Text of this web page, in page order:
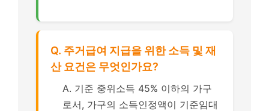
Q. 주거급여 지급을 위한 소득 및 재
산 요건은 무엇인가요?
A. 기준 중위소득 45% 이하의 가구
로서, 가구의 소득인정액이 기준임대